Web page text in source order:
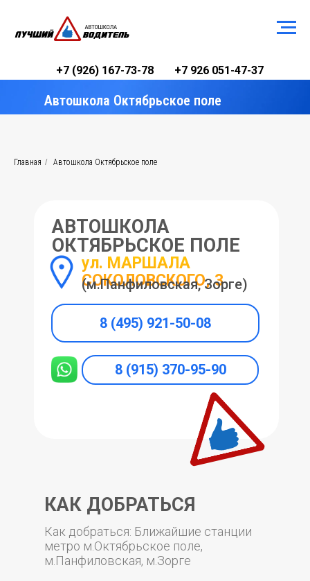
+7 (926) 167-73-78 +7 926 051-47-37
Автошкола Октябрьское поле
Главная / Автошкола Октябрьское поле
ул. МАРШАЛА
СОКОЛОВСКОГО, 3
8 (915) 370-95-90
8 (495) 921-50-08
(м.Панфиловская, Зорге)
АВТОШКОЛА
ОКТЯБРЬСКОЕ ПОЛЕ
КАК ДОБРАТЬСЯ
Как добраться: Ближайшие станции
метро м.Октябрьское поле,
м.Панфиловская, м.Зорге